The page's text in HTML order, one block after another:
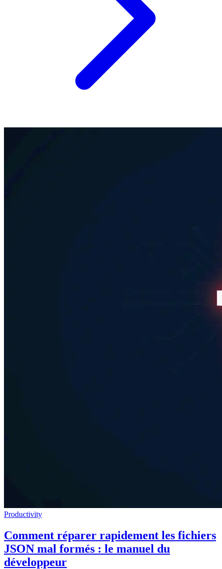
Productivity
Comment réparer rapidement les fichiers
JSON mal formés : le manuel du
développeur